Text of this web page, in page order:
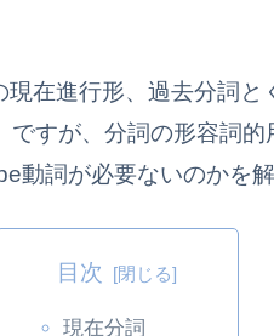
在進行形、過去分詞
すが、分詞の形容詞
動詞が必要ないのかを解
目次
現在分詞